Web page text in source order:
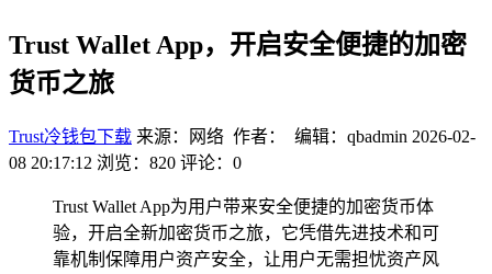
Trust Wallet App，开启安全便捷的加密
货币之旅
Trust冷钱包下载 来源：网络 作者： 编辑：qbadmin 2026-02-
08 20:17:12 浏览：820 评论：0
Trust Wallet App为用户带来安全便捷的加密货币体
验，开启全新加密货币之旅，它凭借先进技术和可
靠机制保障用户资产安全，让用户无需担忧资产风